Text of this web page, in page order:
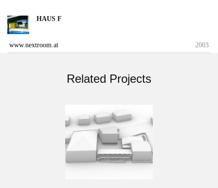
HAUS F
www.nextroom.at 2003
Related Projects